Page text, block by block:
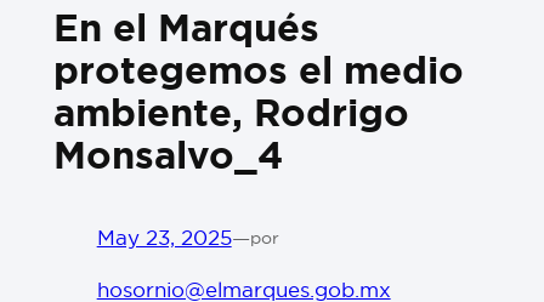
En el Marqués
protegemos el medio
ambiente, Rodrigo
Monsalvo_4
May 23, 2025—por
hosornio@elmarques.gob.mx